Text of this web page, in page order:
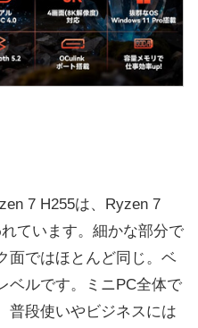
7 H255は、Ryzen 7
ています。細かな部分で
面ではほとんど同じ。ベ
ベルです。ミニPC全体で
普段使いやビジネスには